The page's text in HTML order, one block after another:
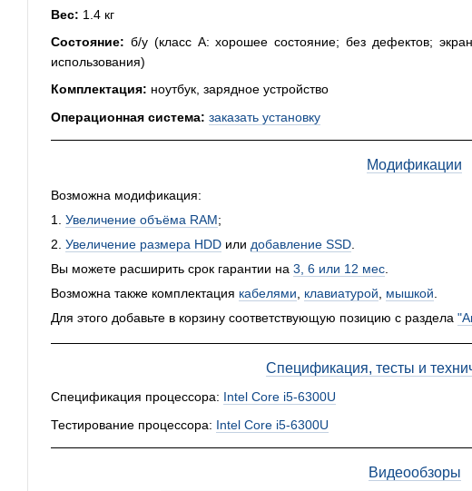
Вес: 1.4 кг
Состояние: б/у (класс A: хорошее состояние; без дефектов;
использования)
Комплектация: ноутбук, зарядное устройство
Операционная система: заказать установку
Модификации
Возможна модификация:
1. Увеличение объёма RAM;
2. Увеличение размера HDD или добавление SSD
Вы можете расширить срок гарантии на 3, 6 или 12 мес
Возможна также комплектация кабелями клавиатурой мышкой
Для этого добавьте в корзину соответствующую позицию с раздела
Спецификация, тесты и
Спецификация процессора: Intel Core i5-6300U
Тестирование процессора: Intel Core i5-6300U
Видеообзоры